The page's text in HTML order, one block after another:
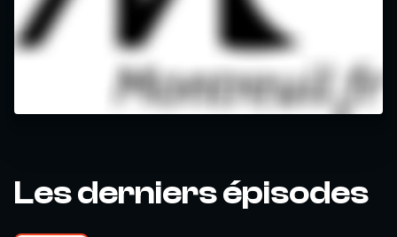
Les derniers épisodes